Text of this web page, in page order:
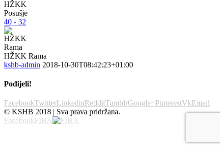
40 - 32
HŽKK Rama
kshb-admin 2018-10-30T08:42:23+01:00
Podijeli!
FacebookTwitterLinkedinRedditTumblrGoogle+PinterestVkEmail
© KSHB 2018 | Sva prava pridržana.
FacebookFIBA